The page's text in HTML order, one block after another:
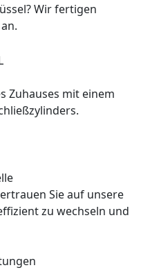
Wir fertigen
Zuhauses mit einem
Sie auf unsere
zu wechseln und